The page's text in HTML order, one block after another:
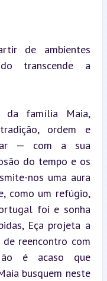
de ambientes
transcende a
família Maia,
ordem e
— com a sua
do tempo e os
nos uma aura
como um refúgio,
foi e sonha
Eça projeta a
reencontro com
é acaso que
busquem neste